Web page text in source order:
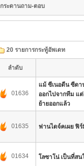
กระดานถาม-ตอบ
20 รายการกระทู้อัพเดท
ลำดับ
01636
แม้ ซีเนอดีน ซีด
ออกไปจากทีม แต่
ย้ายออกแล้ว
01635 ฟานไดจ์คเผย ฟิร์
01634 โลซาโน่ เป็นที่ส